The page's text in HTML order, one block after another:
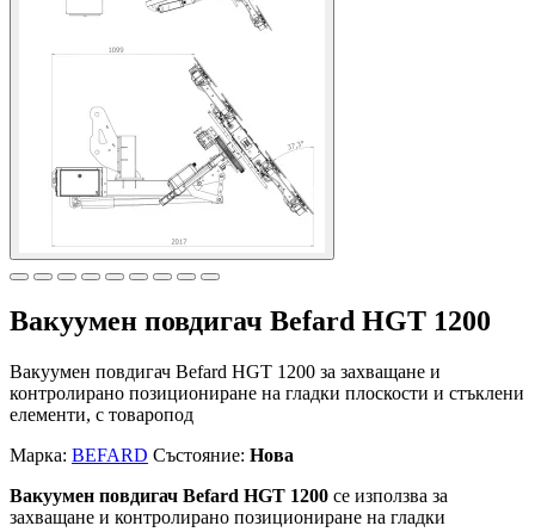
Вакуумен повдигач Befard HGT 1200
Вакуумен повдигач Befard HGT 1200 за захващане и
контролирано позициониране на гладки плоскости и стъклени
елементи, с товаропод
Марка: BEFARD Състояние: Нова
Вакуумен повдигач Befard HGT 1200 се използва за
захващане и контролирано позициониране на гладки